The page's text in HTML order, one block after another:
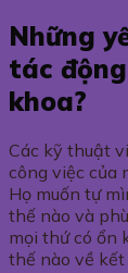
Những
tác
khoa?
Các kỹ thuật
công việc của
Họ muốn tự
thế nào và
mọi thứ có ổn
thế nào về kết